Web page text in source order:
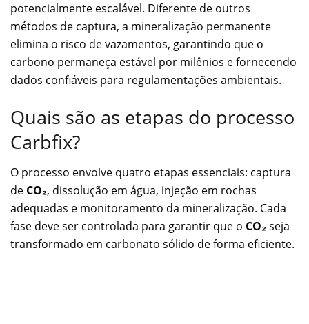
potencialmente escalável. Diferente de outros
métodos de captura, a mineralização permanente
elimina o risco de vazamentos, garantindo que o
carbono permaneça estável por milênios e fornecendo
dados confiáveis para regulamentações ambientais.
Quais são as etapas do processo
Carbfix?
O processo envolve quatro etapas essenciais: captura
de CO₂, dissolução em água, injeção em rochas
adequadas e monitoramento da mineralização. Cada
fase deve ser controlada para garantir que o CO₂seja
transformado em carbonato sólido de forma eficiente.